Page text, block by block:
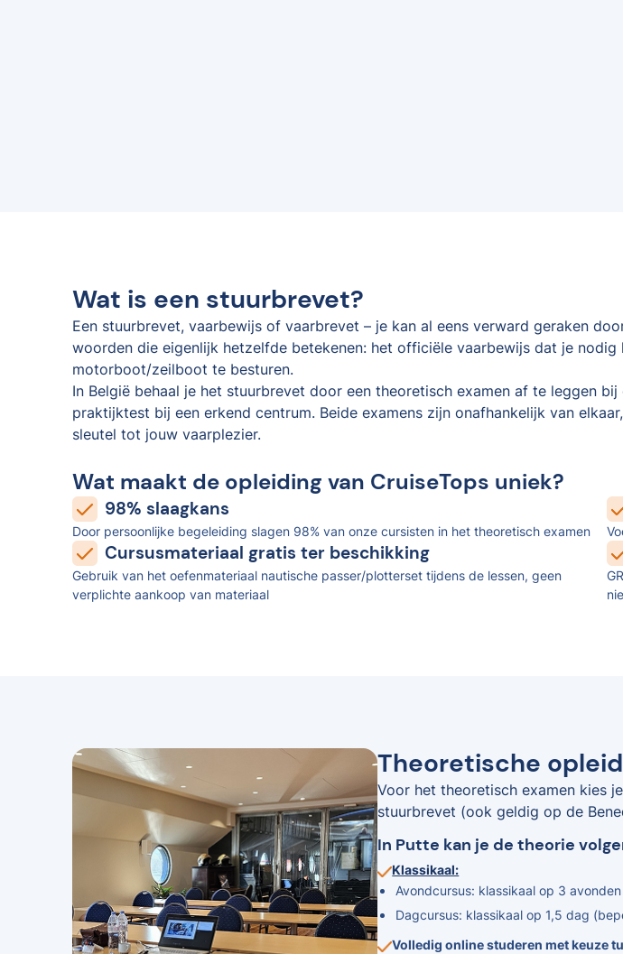
Wat is een stuurbrevet?
Een stuurbrevet, vaarbewijs of vaarbrevet – je kan al eens verward geraken
woorden die eigenlijk hetzelfde betekenen: het officiële vaarbewijs dat je nodig
motorboot/zeilboot te besturen.
In België behaal je het stuurbrevet door een theoretisch examen af te leggen
praktijktest bij een erkend centrum. Beide examens zijn onafhankelijk van
sleutel tot jouw vaarplezier.
Wat maakt de opleiding van CruiseTops uniek?
98% slaagkans
Door persoonlijke begeleiding slagen 98% van onze cursisten in het theoretisch examen
Cursusmateriaal gratis ter beschikking
Gebruik van het oefenmateriaal nautische passer/plotterset tijdens de lessen, geen
verplichte aankoop van materiaal
Theoretische
Voor het theoretisch examen kies
stuurbrevet (ook geldig op de
In Putte kan je de theorie
Klassikaal:
Avondcursus: klassikaal op 3
Dagcursus: klassikaal op 1,5 dag
Volledig online studeren met keuze